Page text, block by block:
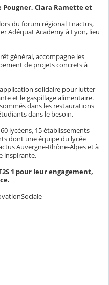
Pougner, Clara Ramette et
du forum régional Enactus,
Adéquat Academy à Lyon, lieu
général, accompagne les
de projets concrets à
solidaire pour lutter
et le gaspillage alimentaire.
dans les restaurations
dans le besoin.
lycéens, 15 établissements
dont une équipe du lycée
Auvergne-Rhône-Alpes et à
inspirante.
1 pour leur engagement,